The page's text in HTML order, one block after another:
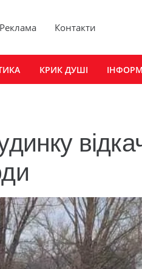
Реклама Контакти
КРИК ДУШІ